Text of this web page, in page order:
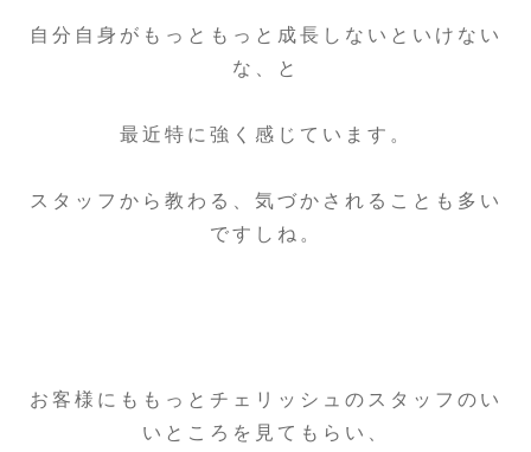
自分自身がもっともっと成長しないといけない
な、と
最近特に強く感じています。
スタッフから教わる、気づかされることも多い
ですしね。
お客様にももっとチェリッシュのスタッフのい
いところを見てもらい、